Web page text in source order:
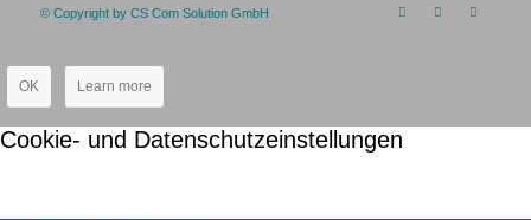
© Copyright by CS Com Solution GmbH
OK Learn more
Cookie- und Datenschutzeinstellungen